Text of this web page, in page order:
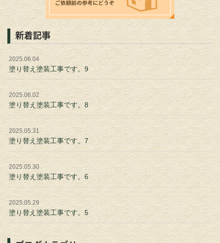
新着記事
2025.06.04
塗り替え塗装工事です。9
2025.06.02
塗り替え塗装工事です。8
2025.05.31
塗り替え塗装工事です。7
2025.05.30
塗り替え塗装工事です。6
2025.05.29
塗り替え塗装工事です。5